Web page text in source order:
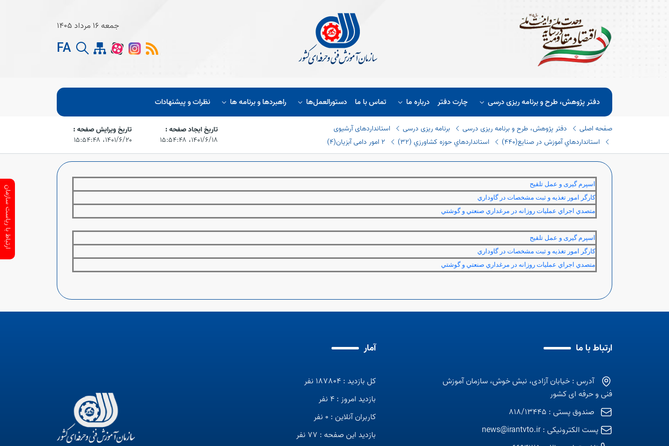
جمعه 16 مرداد 1405
FA
دفتر پژوهش، طرح و برنامه ریزی درسی چارت دفتر درباره ما تماس با ما دستورالعمل‌ها راهبردها و برنامه ها نظرات و پیشنهادات
صفحه اصلی دفتر پژوهش، طرح و برنامه ریزی درسی برنامه ریزی درسی
استانداردهای آرشیوی
استانداردهاي آموزش در صنايع(٤٤٠)
استانداردهاي حوزه كشاورزي (٣٢) ٢ امور دامی آبزیان(٤)
تاریخ ایجاد صفحه :
۱۴۰۱/۶/۱۸،‏ ۱۵:۵۴:۴۸
تاریخ ویرایش صفحه :
۱۴۰۱/۶/۲۰،‏ ۱۵:۵۴:۴۸
اسپرم گیری و عمل تلقیح
كارگر امور تغذيه و ثبت مشخصات در گاوداري
متصدي اجراي عمليات روزانه در مرغداري صنعتي و گوشتي
اسپرم گیری و عمل تلقیح
كارگر امور تغذيه و ثبت مشخصات در گاوداري
متصدي اجراي عمليات روزانه در مرغداري صنعتي و گوشتي
ارتباط با ما
آدرس : خیابان آزادی، نبش خوش، سازمان آموزش
فنی و حرفه ای کشور
صندوق پستی : 818/13445
پست الکترونیکی :news@irantvto.ir
آمار
کل بازدید : 187804 نفر
بازدید امروز : 4 نفر
کاربران آنلاین : 0 نفر
بازدید این صفحه : 77 نفر
ارتباط با ریاست سازمان